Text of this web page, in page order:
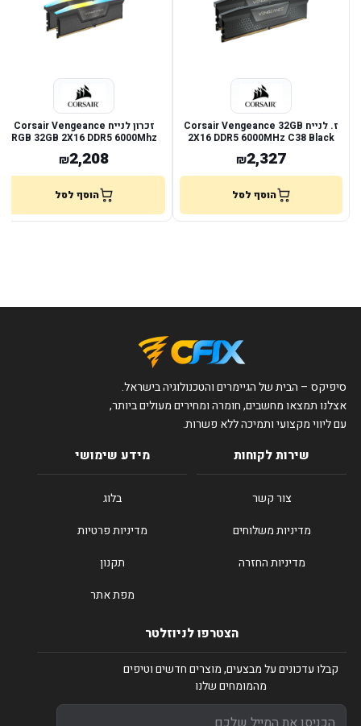
ז. לנייח Corsair Vengeance 32GB
2X16 DDR5 6000MHz C38 Black
KIT
₪2,327
הוסף לסל
זכרון לנייח Corsair Vengeance
RGB 32GB 2X16 DDR5 6000Mhz
c38 Expo
₪2,208
הוסף לסל
סיפיקס – הבית של הגיימרים והטכנולוגיה בישראל.
אצלנו תמצאו מחשבים, חומרה ומחירים מעולים ביותר,
עם ליווי מקצועי ותמיכה ללא פשרות.
שירות לקוחות
צור קשר
מדיניות משלוחים
מדיניות החזרה
מידע שימושי
בלוג
מדיניות פרטיות
תקנון
מפת אתר
הצטרפו לניוזלטר
קבלו עדכונים על מבצעים, מוצרים חדשים וטיפים
מהמומחים שלנו